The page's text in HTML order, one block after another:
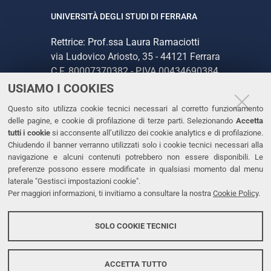
USIAMO I COOKIES
Questo sito utilizza cookie tecnici necessari al corretto funzionamento
delle pagine, e cookie di profilazione di terze parti. Selezionando Accetta
tutti i cookiesi acconsente all’utilizzo dei cookie analytics e di profilazione.
Chiudendo il banner verranno utilizzati solo i cookie tecnici necessari alla
navigazione e alcuni contenuti potrebbero non essere disponibili. Le
preferenze possono essere modificate in qualsiasi momento dal menu
laterale "Gestisci impostazioni cookie".
Per maggiori informazioni, ti invitiamo a consultare la nostra Cookie Policy.
SOLO COOKIE TECNICI
ACCETTA TUTTO
UNIVERSITÀ DEGLI STUDI DI FERRARA
Rettrice: Prof.ssa Laura Ramaciotti
via Ludovico Ariosto, 35 - 44121 Ferrara
C.F. 80007370382 - P.IVA 00434690384
CONTATTI
Tel. +39 0532 293111
Fax. +39 0532 293031
PEC
LINKS
Accessibilità
Protezione dati personali